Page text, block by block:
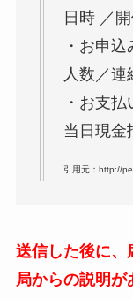
日時 ／開
・お申
人数／連
・お支
当日現金
引用元：http://
送信した後に、
局からの説明が